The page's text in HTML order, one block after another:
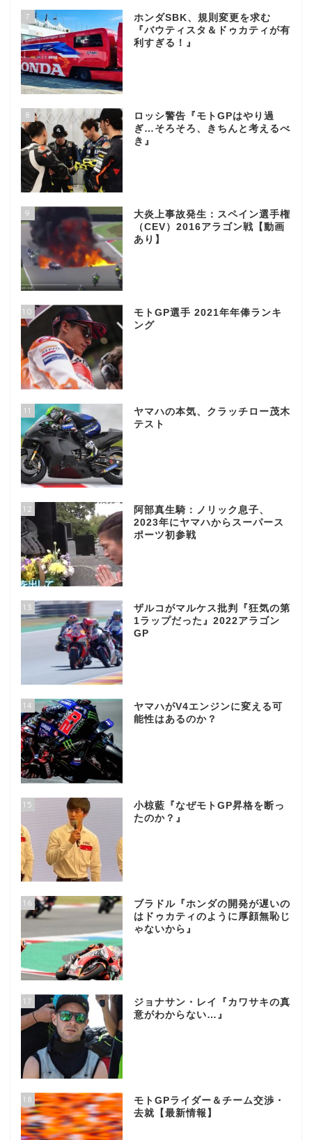
7
ホンダSBK、規則変更を求む
『バウティスタ＆ドゥカティが有
利すぎる！』
8
ロッシ警告『モトGPはやり過
ぎ…そろそろ、きちんと考えるべ
き』
9
大炎上事故発生：スペイン選手権
（CEV）2016アラゴン戦【動画
あり】
10
モトGP選手 2021年年俸ランキ
ング
11
ヤマハの本気、クラッチロー茂木
テスト
12
阿部真生騎：ノリック息子、
2023年にヤマハからスーパース
ポーツ初参戦
13
ザルコがマルケス批判『狂気の第
1ラップだった』2022アラゴン
GP
14
ヤマハがV4エンジンに変える可
能性はあるのか？
15
小椋藍『なぜモトGP昇格を断っ
たのか？』
16
ブラドル『ホンダの開発が遅いの
はドゥカティのように厚顔無恥じ
ゃないから』
17
ジョナサン・レイ『カワサキの真
意がわからない…』
18
モトGPライダー＆チーム交渉・
去就【最新情報】